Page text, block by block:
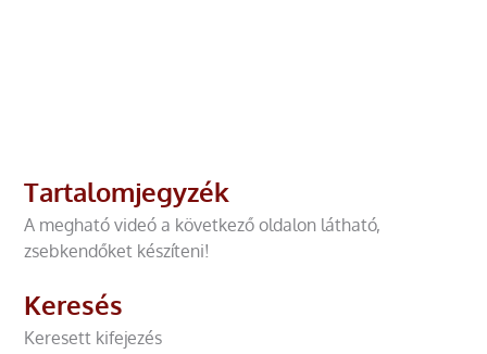
Tartalomjegyzék
A megható videó a következő oldalon látható,
zsebkendőket készíteni!
Keresés
Keresett kifejezés